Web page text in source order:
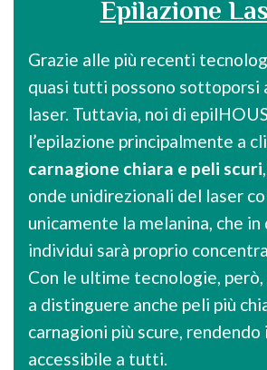
Epilazione
Grazie alle più recenti
quasi tutti possono sottoporsi
laser. Tuttavia, noi di
l’epilazione principalmente a
carnagione chiara e peli scuri
onde unidirezionali del laser
unicamente la melanina, che in
individui sarà proprio
Con le ultime tecnologie,
a distinguere anche peli più
carnagioni più scure,
accessibile a tutti.